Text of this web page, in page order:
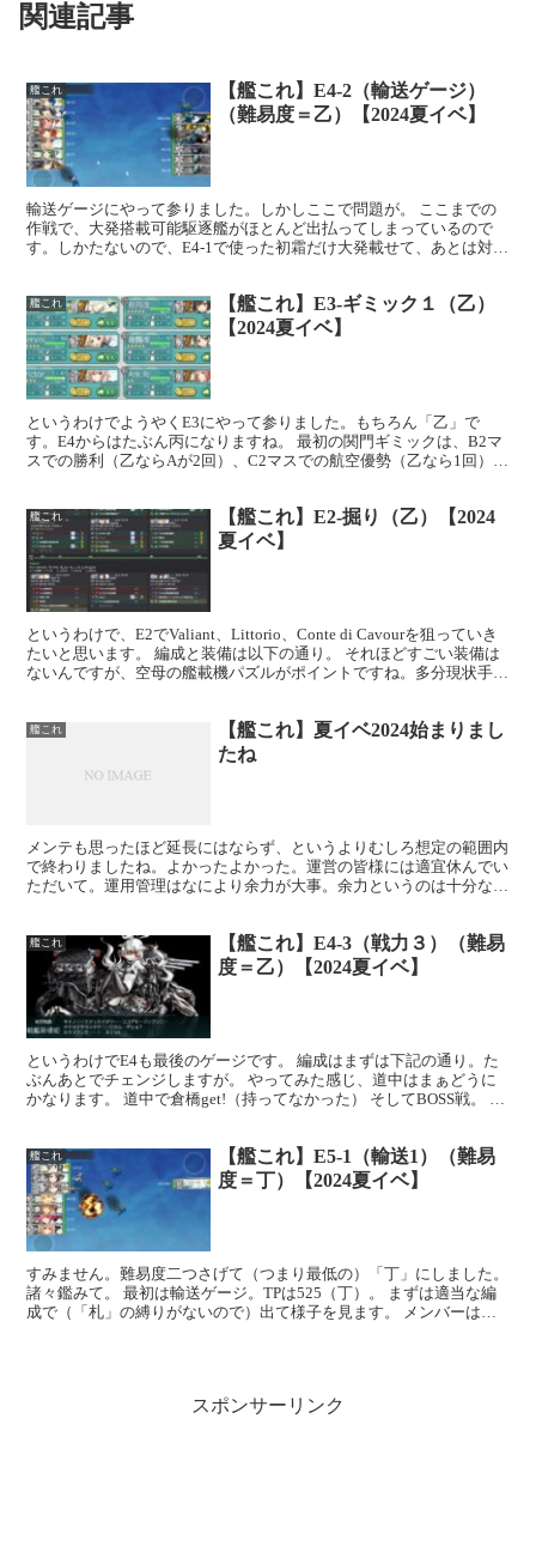
関連記事
艦これ
【艦これ】E4-2（輸送ゲージ）
（難易度＝乙）【2024夏イベ】
輸送ゲージにやって参りました。しかしここで問題が。 ここまでの
作戦で、大発搭載可能駆逐艦がほとんど出払ってしまっているので
す。しかたないので、E4-1で使った初霜だけ大発載せて、あとは対空
艦これ
【艦これ】E3-ギミック１（乙）
【2024夏イベ】
というわけでようやくE3にやって参りました。もちろん「乙」で
す。E4からはたぶん丙になりますね。 最初の関門ギミックは、B2マ
スでの勝利（乙ならAが2回）、C2マスでの航空優勢（乙なら1回）が
艦これ
【艦これ】E2-掘り（乙）【2024
夏イベ】
というわけで、E2でValiant、Littorio、Conte di Cavourを狙っていき
たいと思います。 編成と装備は以下の通り。 それほどすごい装備は
ないんですが、空母の艦載機パズルがポイントですね。多分現状手持
艦これ
【艦これ】夏イベ2024始まりまし
たね
メンテも思ったほど延長にはならず、というよりむしろ想定の範囲内
で終わりましたね。よかったよかった。運営の皆様には適宜休んでい
ただいて。運用管理はなにより余力が大事。余力というのは十分な休
艦これ
【艦これ】E4-3（戦力３）（難易
度＝乙）【2024夏イベ】
というわけでE4も最後のゲージです。 編成はまずは下記の通り。た
ぶんあとでチェンジしますが。 やってみた感じ、道中はまぁどうに
かなります。 道中で倉橋get!（持ってなかった） そしてBOSS戦。 っ
艦これ
【艦これ】E5-1（輸送1）（難易
度＝丁）【2024夏イベ】
すみません。難易度二つさげて（つまり最低の）「丁」にしました。
諸々鑑みて。 最初は輸送ゲージ。TPは525（丁）。 まずは適当な編
成で（「札」の縛りがないので）出て様子を見ます。 メンバーは、
スポンサーリンク